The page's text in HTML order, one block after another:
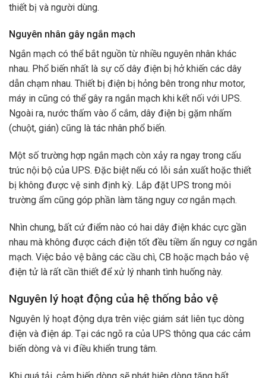
thiết bị và người dùng.
Nguyên nhân gây ngắn mạch
Ngắn mạch có thể bắt nguồn từ nhiều nguyên nhân khác
nhau. Phổ biến nhất là sự cố dây điện bị hở khiến các dây
dẫn chạm nhau. Thiết bị điện bị hỏng bên trong như motor,
máy in cũng có thể gây ra ngắn mạch khi kết nối với UPS.
Ngoài ra, nước thấm vào ổ cắm, dây điện bị gặm nhấm
(chuột, gián) cũng là tác nhân phổ biến.
Một số trường hợp ngắn mạch còn xảy ra ngay trong cấu
trúc nội bộ của UPS. Đặc biệt nếu có lỗi sản xuất hoặc thiết
bị không được vệ sinh định kỳ. Lắp đặt UPS trong môi
trường ẩm cũng góp phần làm tăng nguy cơ ngắn mạch.
Nhìn chung, bất cứ điểm nào có hai dây điện khác cực gần
nhau mà không được cách điện tốt đều tiềm ẩn nguy cơ ngắn
mạch. Việc bảo vệ bằng các cầu chì, CB hoặc mạch bảo vệ
điện tử là rất cần thiết để xử lý nhanh tình huống này.
Nguyên lý hoạt động của hệ thống bảo vệ
Nguyên lý hoạt động dựa trên việc giám sát liên tục dòng
điện và điện áp. Tại các ngõ ra của UPS thông qua các cảm
biến dòng và vi điều khiển trung tâm.